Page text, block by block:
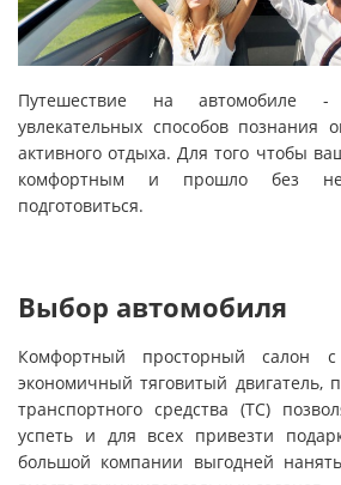
Путешествие на
увлекательных способов
активного отдыха. Для того чтобы
комфортным и прошло без
подготовиться.
Выбор автомобиля
Комфортный просторный салон
экономичный тяговитый двигатель,
транспортного средства (ТС)
успеть и для всех привезти
большой компании выгодней